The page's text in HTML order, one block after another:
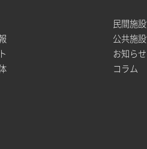
民間施設
公共施設
お知らせ
コラム